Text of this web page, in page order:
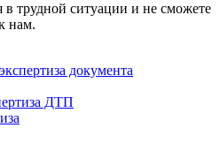
в трудной ситуации и не сможете
нам.
документа
ДТП